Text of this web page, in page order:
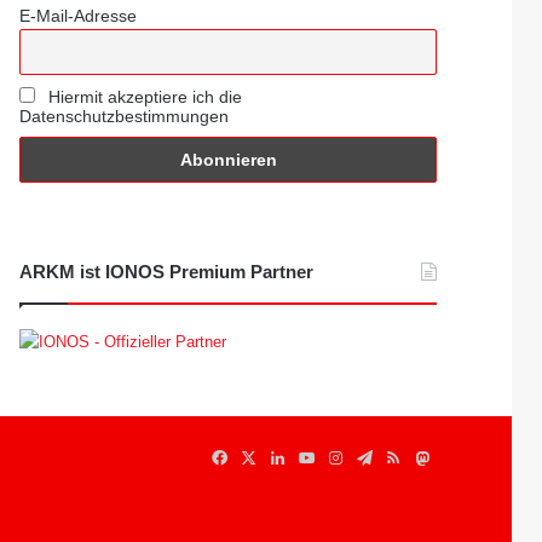
E-Mail-Adresse
Hiermit akzeptiere ich die
Datenschutzbestimmungen
ARKM ist IONOS Premium Partner
FacebookLinkedInYouTubeInstagramTelegram
RSSMastodon